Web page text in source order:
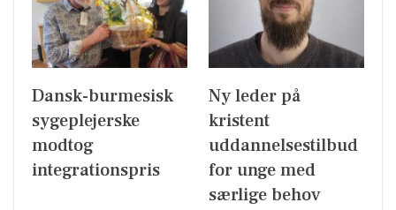
Dansk-burmesisk
sygeplejerske
modtog
integrationspris
Ny leder på
kristent
uddannelsestilbud
for unge med
særlige behov